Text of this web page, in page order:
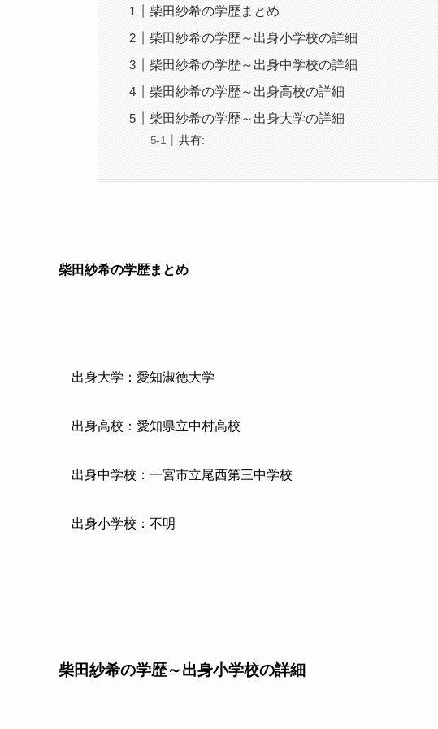
柴田紗希の学歴まとめ
柴田紗希の学歴～出身小学校の詳細
柴田紗希の学歴～出身中学校の詳細
柴田紗希の学歴～出身高校の詳細
柴田紗希の学歴～出身大学の詳細
共有:
柴田紗希の学歴まとめ
出身大学：愛知淑徳大学
出身高校：愛知県立中村高校
出身中学校：一宮市立尾西第三中学校
出身小学校：不明
柴田紗希の学歴～出身小学校の詳細